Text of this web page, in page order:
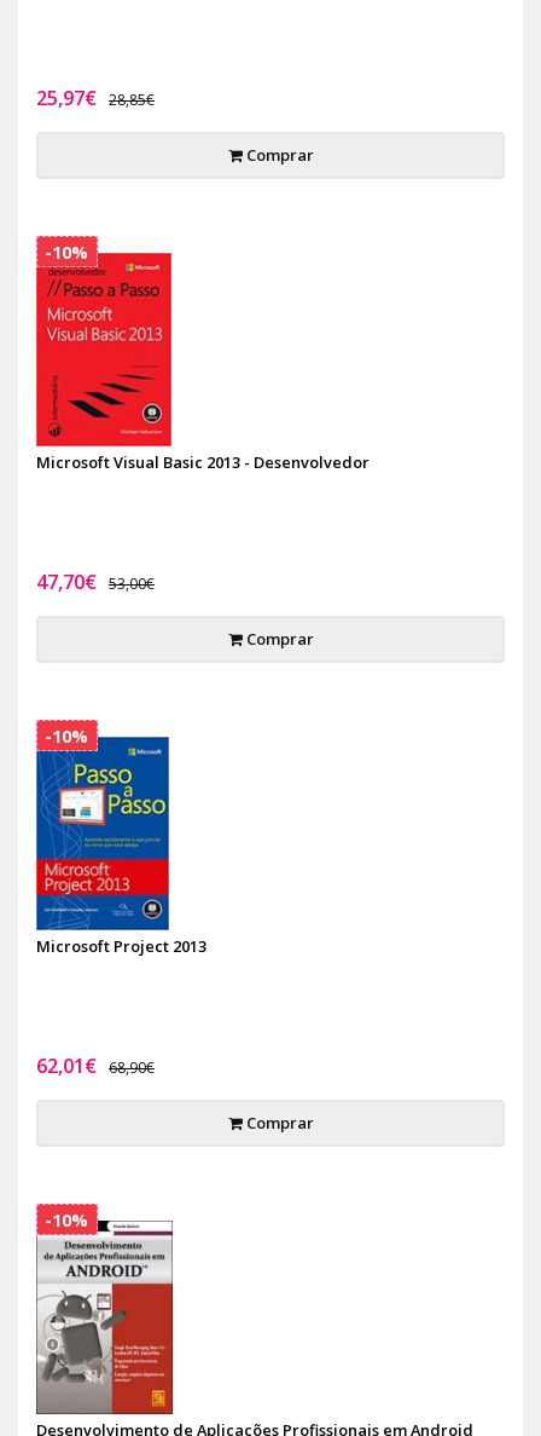
25,97€ 28,85€
Comprar
Microsoft Visual Basic 2013 - Desenvolvedor
47,70€ 53,00€
Comprar
-10%
Microsoft Project 2013
62,01€ 68,90€
Comprar
-10%
Desenvolvimento de Aplicações Profissionais em Android
-10%